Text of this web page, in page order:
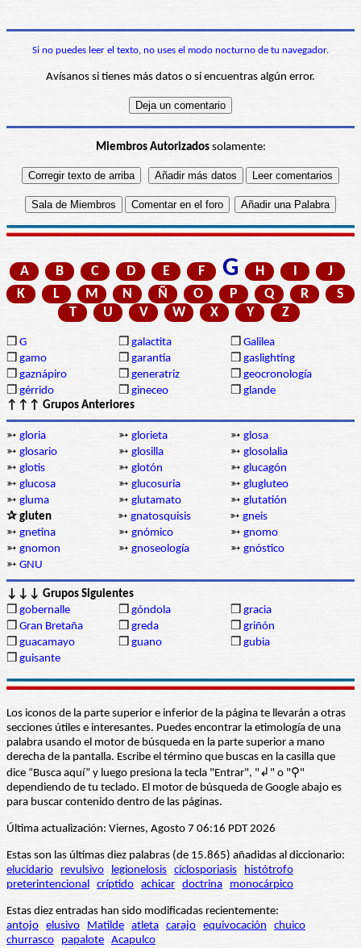
Si no puedes leer el texto, no uses el modo nocturno de tu navegador.
Avísanos si tienes más datos o si encuentras algún error.
Miembros Autorizadossolamente:
A B C D E F G H I
J
K
L M N Ñ O P Q R
S
T
U V W X Y Z
❒ G ❒ galactita ❒ Galilea
❒ gamo ❒ garantía ❒ gaslighting
❒ gaznápiro ❒ generatriz ❒ geocronología
❒ gérrido ❒ gineceo ❒ glande
↑↑↑ Grupos Anteriores
➳ gloria ➳ glorieta ➳ glosa
➳ glosario ➳ glosilla ➳ glosolalia
➳ glotis ➳ glotón ➳ glucagón
➳ glucosa ➳ glucosuria ➳ glugluteo
➳ gluma ➳ glutamato ➳ glutatión
✰ gluten
➳ gnatosquisis ➳ gneis
➳ gnetina ➳ gnómico ➳ gnomo
➳ gnomon ➳ gnoseología ➳ gnóstico
➳ GNU
↓↓↓ Grupos Siguientes
❒ gobernalle ❒ góndola ❒ gracia
❒ Gran Bretaña ❒ greda ❒ griñón
❒ guacamayo ❒ guano ❒ gubia
❒ guisante
Los iconos de la parte superior e inferior de la página te llevarán a otras
secciones útiles e interesantes. Puedes encontrar la etimología de una
palabra usando el motor de búsqueda en la parte superior a mano
derecha de la pantalla. Escribe el término que buscas en la casilla que
dice “Busca aquí” y luego presiona la tecla "Entrar", "↲" o "⚲"
dependiendo de tu teclado. El motor de búsqueda de Google abajo es
para buscar contenido dentro de las páginas.
Última actualización: Viernes, Agosto 7 06:16 PDT 2026
Estas son las últimas diez palabras (de 15.865) añadidas al diccionario:
elucidario
revulsivo legionelosis ciclosporiasis
histótrofo
preterintencional críptido achicar doctrina monocárpico
Estas diez entradas han sido modificadas recientemente:
antojo elusivo Matilde atleta carajo equivocación
chuico
churrasco
papalote Acapulco